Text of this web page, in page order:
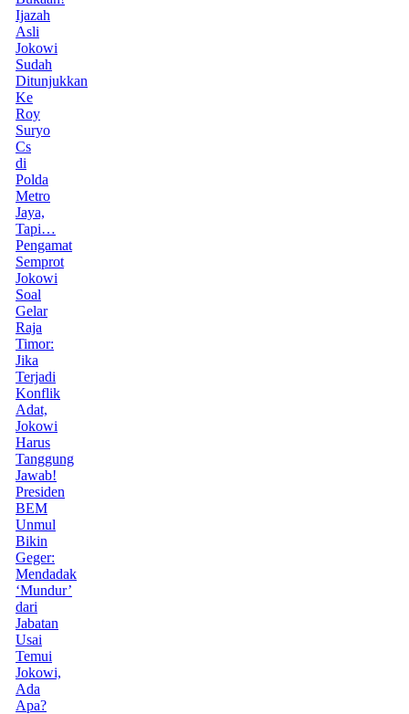
Ijazah
Asli
Jokowi
Sudah
Ditunjukkan
Ke
Roy
Suryo
Cs
di
Polda
Metro
Jaya,
Tapi…
Pengamat
Semprot
Jokowi
Soal
Gelar
Raja
Timor:
Jika
Terjadi
Konflik
Adat,
Jokowi
Harus
Tanggung
Jawab!
Presiden
BEM
Unmul
Bikin
Geger:
Mendadak
‘Mundur’
dari
Jabatan
Usai
Temui
Jokowi,
Ada
Apa?